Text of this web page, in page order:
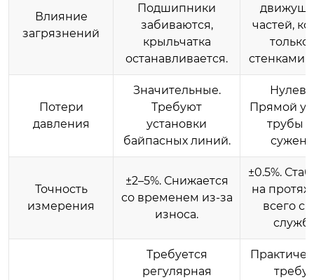
Влияние
загрязнений
Подшипники
забиваются,
крыльчатка
останавливается.
частей,
только
стенками
Потери
давления
Значительные.
Требуют
установки
байпасных линий.
Прямой
трубы
Точность
измерения
±2–5%. Снижается
со временем из-за
износа.
±0.5%.
на
всего
Требуется
регулярная